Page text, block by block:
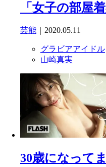
「女子の部屋
芸能 ｜2020.05.11
グラビアアイドル
山崎真実
30歳になって